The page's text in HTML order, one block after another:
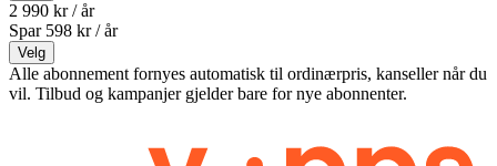
2 990 kr / år
Spar 598 kr /år
Velg
Alle abonnement fornyes automatisk til ordinærpris, kanseller når du
vil. Tilbud og kampanjer gjelder bare for nye abonnenter.